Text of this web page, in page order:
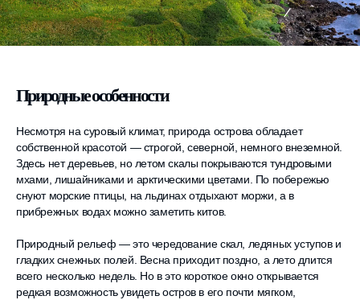
Природные особенности
Несмотря на суровый климат, природа острова обладает
собственной красотой — строгой, северной, немного внеземной.
Здесь нет деревьев, но летом скалы покрываются тундровыми
мхами, лишайниками и арктическими цветами. По побережью
снуют морские птицы, на льдинах отдыхают моржи, а в
прибрежных водах можно заметить китов.
Природный рельеф — это чередование скал, ледяных уступов и
гладких снежных полей. Весна приходит поздно, а лето длится
всего несколько недель. Но в это короткое окно открывается
редкая возможность увидеть остров в его почти мягком,